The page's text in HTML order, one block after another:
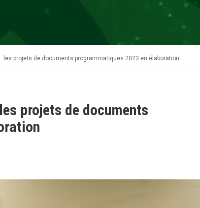
: les projets de documents programmatiques 2023 en élaboration
projets de documents